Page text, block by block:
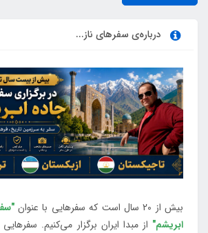
درباره‌ی سفرهای ناز...
بیش از 20 سال است که سفرهایی با عنوان
ابریشم" از مبدا ایران برگزار می‌کنیم.